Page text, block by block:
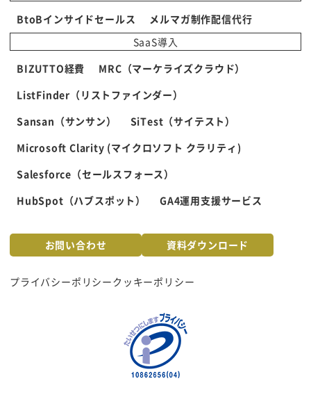
お問い合わせ 資料ダウンロード
プライバシーポリシークッキーポリシー
BtoBインサイドセールス
メルマガ制作配信代行
SaaS導入
BIZUTTO経費
MRC（マーケライズクラウド）
ListFinder（リストファインダー）
Sansan（サンサン）
SiTest（サイテスト）
Microsoft Clarity (マイクロソフト クラリティ)
Salesforce（セールスフォース）
HubSpot（ハブスポット）
GA4運用支援サービス